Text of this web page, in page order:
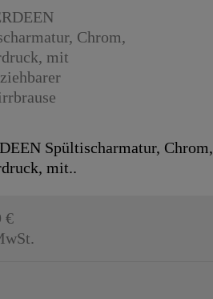
Spültischarmatur, Chrom,
mit..
€